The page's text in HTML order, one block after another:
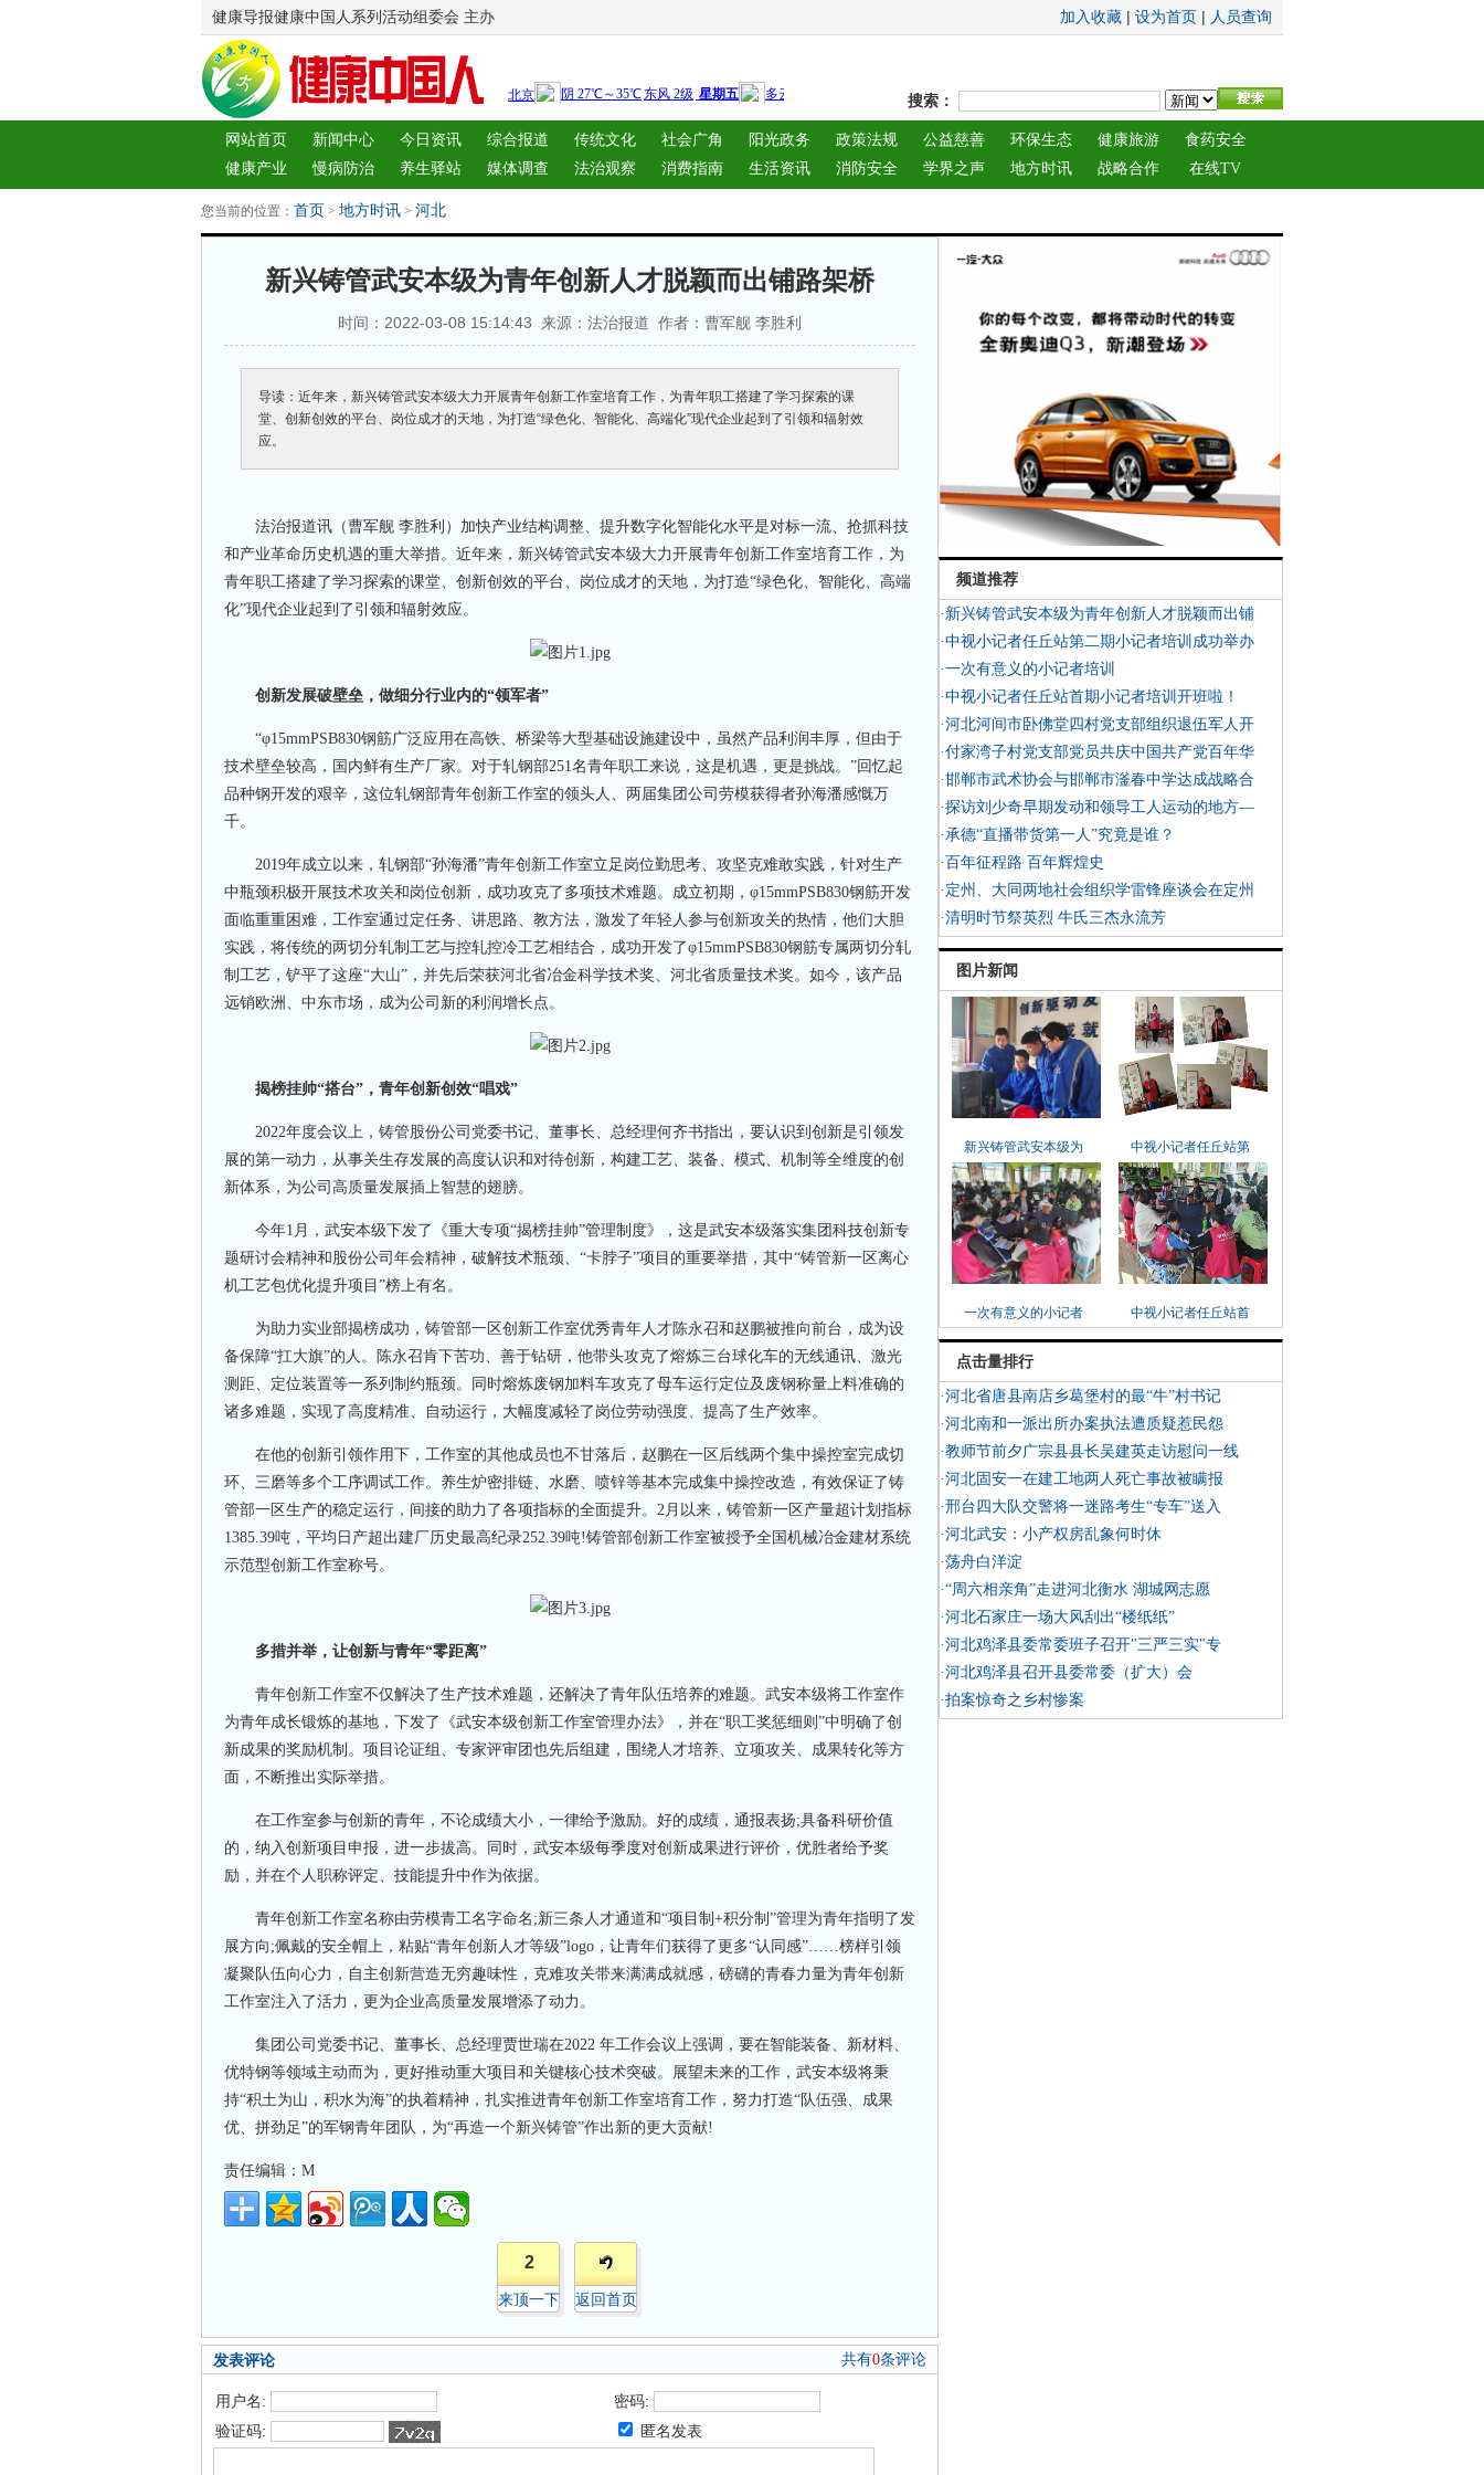
健康导报健康中国人系列活动组委会 主办 加入收藏 | 设为首页 | 人员查询
搜索：
网站首页 新闻中心 今日资讯 综合报道 传统文化 社会广角 阳光政务 政策法规 公益慈善 环保生态 健康旅游
食药安全
健康产业
慢病防治 养生驿站 媒体调查 法治观察 消费指南 生活资讯 消防安全 学界之声 地方时讯 战略合作
在线TV
您当前的位置： 首页 > 地方时讯 > 河北
新兴铸管武安本级为青年创新人才脱颖而出铺路架桥
时间：2022-03-08 15:14:43 来源：法治报道 作者：曹军舰 李胜利
导读：近年来，新兴铸管武安本级大力开展青年创新工作室培育工作，为青年职工搭建了学习探索的课
堂、创新创效的平台、岗位成才的天地，为打造“绿色化、智能化、高端化”现代企业起到了引领和辐射效
应。
法治报道讯（曹军舰 李胜利）加快产业结构调整、提升数字化智能化水平是对标一流、抢抓科技
和产业革命历史机遇的重大举措。近年来，新兴铸管武安本级大力开展青年创新工作室培育工作，为
青年职工搭建了学习探索的课堂、创新创效的平台、岗位成才的天地，为打造“绿色化、智能化、高端
化”现代企业起到了引领和辐射效应。
创新发展破壁垒，做细分行业内的“领军者”
“φ15mmPSB830钢筋广泛应用在高铁、桥梁等大型基础设施建设中，虽然产品利润丰厚，但由于
技术壁垒较高，国内鲜有生产厂家。对于轧钢部251名青年职工来说，这是机遇，更是挑战。”回忆起
品种钢开发的艰辛，这位轧钢部青年创新工作室的领头人、两届集团公司劳模获得者孙海潘感慨万
千。
2019年成立以来，轧钢部“孙海潘”青年创新工作室立足岗位勤思考、攻坚克难敢实践，针对生产
中瓶颈积极开展技术攻关和岗位创新，成功攻克了多项技术难题。成立初期，φ15mmPSB830钢筋开发
面临重重困难，工作室通过定任务、讲思路、教方法，激发了年轻人参与创新攻关的热情，他们大胆
实践，将传统的两切分轧制工艺与控轧控冷工艺相结合，成功开发了φ15mmPSB830钢筋专属两切分轧
制工艺，铲平了这座“大山”，并先后荣获河北省冶金科学技术奖、河北省质量技术奖。如今，该产品
远销欧洲、中东市场，成为公司新的利润增长点。
揭榜挂帅“搭台”，青年创新创效“唱戏”
2022年度会议上，铸管股份公司党委书记、董事长、总经理何齐书指出，要认识到创新是引领发
展的第一动力，从事关生存发展的高度认识和对待创新，构建工艺、装备、模式、机制等全维度的创
新体系，为公司高质量发展插上智慧的翅膀。
今年1月，武安本级下发了《重大专项“揭榜挂帅”管理制度》，这是武安本级落实集团科技创新专
题研讨会精神和股份公司年会精神，破解技术瓶颈、“卡脖子”项目的重要举措，其中“铸管新一区离心
机工艺包优化提升项目”榜上有名。
为助力实业部揭榜成功，铸管部一区创新工作室优秀青年人才陈永召和赵鹏被推向前台，成为设
备保障“扛大旗”的人。陈永召肯下苦功、善于钻研，他带头攻克了熔炼三台球化车的无线通讯、激光
测距、定位装置等一系列制约瓶颈。同时熔炼废钢加料车攻克了母车运行定位及废钢称量上料准确的
诸多难题，实现了高度精准、自动运行，大幅度减轻了岗位劳动强度、提高了生产效率。
在他的创新引领作用下，工作室的其他成员也不甘落后，赵鹏在一区后线两个集中操控室完成切
环、三磨等多个工序调试工作。养生炉密排链、水磨、喷锌等基本完成集中操控改造，有效保证了铸
管部一区生产的稳定运行，间接的助力了各项指标的全面提升。2月以来，铸管新一区产量超计划指标
1385.39吨，平均日产超出建厂历史最高纪录252.39吨!铸管部创新工作室被授予全国机械冶金建材系统
示范型创新工作室称号。
多措并举，让创新与青年“零距离”
青年创新工作室不仅解决了生产技术难题，还解决了青年队伍培养的难题。武安本级将工作室作
为青年成长锻炼的基地，下发了《武安本级创新工作室管理办法》，并在“职工奖惩细则”中明确了创
新成果的奖励机制。项目论证组、专家评审团也先后组建，围绕人才培养、立项攻关、成果转化等方
面，不断推出实际举措。
在工作室参与创新的青年，不论成绩大小，一律给予激励。好的成绩，通报表扬;具备科研价值
的，纳入创新项目申报，进一步拔高。同时，武安本级每季度对创新成果进行评价，优胜者给予奖
励，并在个人职称评定、技能提升中作为依据。
青年创新工作室名称由劳模青工名字命名;新三条人才通道和“项目制+积分制”管理为青年指明了发
展方向;佩戴的安全帽上，粘贴“青年创新人才等级”logo，让青年们获得了更多“认同感”……榜样引领
凝聚队伍向心力，自主创新营造无穷趣味性，克难攻关带来满满成就感，磅礴的青春力量为青年创新
工作室注入了活力，更为企业高质量发展增添了动力。
集团公司党委书记、董事长、总经理贾世瑞在2022 年工作会议上强调，要在智能装备、新材料、
优特钢等领域主动而为，更好推动重大项目和关键核心技术突破。展望未来的工作，武安本级将秉
持“积土为山，积水为海”的执着精神，扎实推进青年创新工作室培育工作，努力打造“队伍强、成果
优、拼劲足”的军钢青年团队，为“再造一个新兴铸管”作出新的更大贡献!
责任编辑：M
2
来顶一下 返回首页
发表评论 共有0条评论
用户名:
密码:
验证码:
匿名发表
频道推荐
·新兴铸管武安本级为青年创新人才脱颖而出铺
·中视小记者任丘站第二期小记者培训成功举办
·一次有意义的小记者培训
·中视小记者任丘站首期小记者培训开班啦！
·河北河间市卧佛堂四村党支部组织退伍军人开
·付家湾子村党支部党员共庆中国共产党百年华
·邯郸市武术协会与邯郸市滏春中学达成战略合
·探访刘少奇早期发动和领导工人运动的地方—
·承德“直播带货第一人”究竟是谁？
·百年征程路 百年辉煌史
·定州、大同两地社会组织学雷锋座谈会在定州
·清明时节祭英烈 牛氏三杰永流芳
图片新闻
新兴铸管武安本级为 中视小记者任丘站第
一次有意义的小记者 中视小记者任丘站首
点击量排行
·河北省唐县南店乡葛堡村的最“牛”村书记
·河北南和一派出所办案执法遭质疑惹民怨
·教师节前夕广宗县县长吴建英走访慰问一线
·河北固安一在建工地两人死亡事故被瞒报
·邢台四大队交警将一迷路考生“专车”送入
·河北武安：小产权房乱象何时休
·荡舟白洋淀
·“周六相亲角”走进河北衡水 湖城网志愿
·河北石家庄一场大风刮出“楼纸纸”
·河北鸡泽县委常委班子召开"三严三实"专
·河北鸡泽县召开县委常委（扩大）会
·拍案惊奇之乡村惨案